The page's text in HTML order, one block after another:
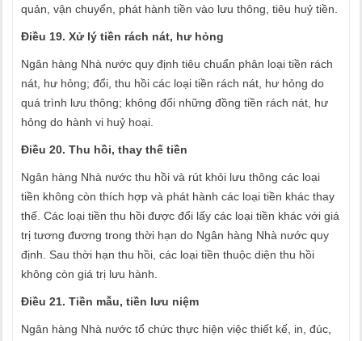
quản, vận chuyển, phát hành tiền vào lưu thông, tiêu huỷ tiền.
Điều 19. Xử lý tiền rách nát, hư hỏng
Ngân hàng Nhà nước quy định tiêu chuẩn phân loại tiền rách
nát, hư hỏng; đổi, thu hồi các loại tiền rách nát, hư hỏng do
quá trình lưu thông; không đổi những đồng tiền rách nát, hư
hỏng do hành vi huỷ hoại.
Điều 20. Thu hồi, thay thế tiền
Ngân hàng Nhà nước thu hồi và rút khỏi lưu thông các loại
tiền không còn thích hợp và phát hành các loại tiền khác thay
thế. Các loại tiền thu hồi được đổi lấy các loại tiền khác với giá
trị tương đương trong thời hạn do Ngân hàng Nhà nước quy
định. Sau thời hạn thu hồi, các loại tiền thuộc diện thu hồi
không còn giá trị lưu hành.
Điều 21. Tiền mẫu, tiền lưu niệm
Ngân hàng Nhà nước tổ chức thực hiện việc thiết kế, in, đúc,